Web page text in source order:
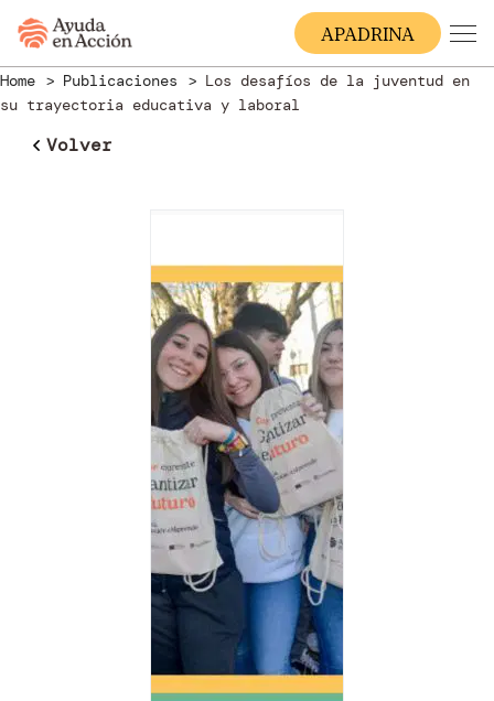
APADRINA
Home Publicaciones
Los desafíos de la juventud en
su trayectoria educativa y laboral
Volver